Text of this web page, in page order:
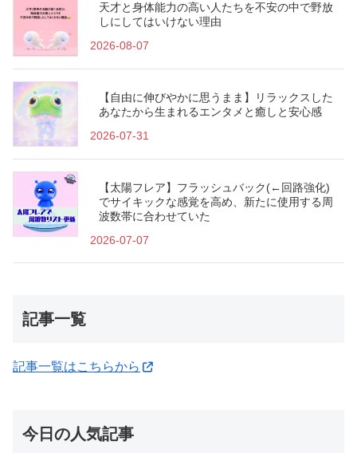
天才と身体能力の高い人たちを不安の中で野放
しにしてはいけない理由
2026-08-07
【自由に伸びやかに思うまま】リラックスした
あなたから生まれるエンタメと癒しと安心感
2026-07-31
【太陽フレア】フラッシュバック(←回路強化)
でサイキックな感覚を高め、新たに使用する周
波数帯に合わせていた
2026-07-07
記事一覧
記事一覧はこちらから
今日の人気記事